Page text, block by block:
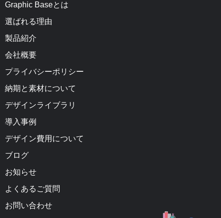
Graphic Baseとは
選ばれる理由
製品紹介
会社概要
プライバシーポリシー
納期と素材について
デザインライブラリ
導入事例
デザイン費用について
ブログ
お知らせ
よくあるご質問
お問い合わせ